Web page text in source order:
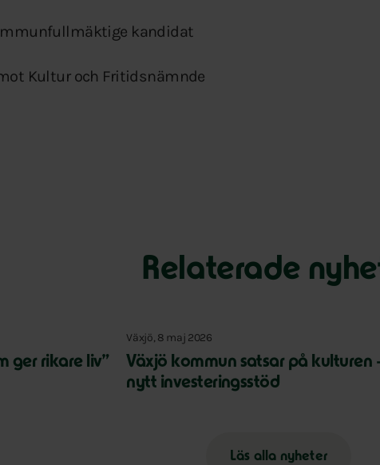
kandidat
Kultur och Fritidsnämnde
Relaterade
ger rikare liv”
Växjö, 8 maj 2026
Växjö kommun satsar på kulturen
nytt investeringsstöd
Läs alla nyheter